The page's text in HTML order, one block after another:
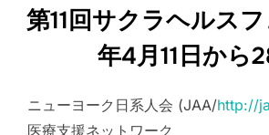
第11回サクラヘルス
年4月11日から
ニューヨーク日系人会 (JAA/http://
医療支援ネットワーク